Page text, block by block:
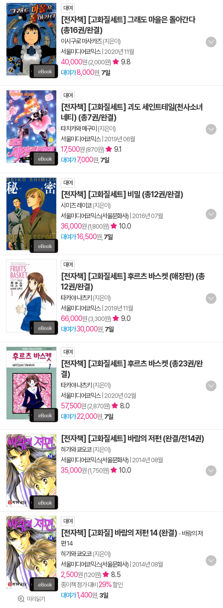
대여
[전자책] [고화질세트] 그래도 마을은 돌아간다
(총16권/완결)
이시구로 마사카즈(지은이)
서울미디어코믹스| 2020년 11월
40,000원 (2,000원) 9.8
대여가8,000원, 7일
대여
[전자책] [고화질세트] 괴도 세인트테일(천사소녀
네티) (총7권/완결)
타치카와 메구미 (지은이)
서울미디어코믹스| 2019년 06월
17,500원 (870원) 9.1
대여가 7,000원, 7일
대여
[전자책] [고화질세트] 비밀 (총12권/완결)
시미즈 레이코(지은이)
서울미디어코믹스(서울문화사) 2016년 07월
36,000원 (1,800원) 10.0
대여가16,500원, 7일
대여
[전자책] [고화질세트] 후르츠 바스켓 (애장판) (총
12권/완결)
타카야 나츠키 (지은이)
서울미디어코믹스| 2019년 11월
66,000원 (3,300원) 9.0
대여가30,000원, 7일
대여
[전자책] [고화질세트] 후르츠 바스켓 (총23권/완
결)
타카야 나츠키 (지은이)
서울미디어코믹스| 2020년 02월
57,500원 (2,870원) 8.0
대여가 22,000원, 7일
[전자책] [고화질세트] 바람의 저편 (완결/전14권)
히가와 쿄오코(지은이)
서울미디어코믹스(서울문화사) 2014년 08월
35,000원 (1,750원) 10.0
미리읽기
대여
[전자책] [고화질] 바람의 저편 14 (완결) - 바람의 저
편 14
히가와 쿄오코(지은이)
서울미디어코믹스(서울문화사) 2014년 08월
2,500원 (120원) 8.5
종이책 정가 대비 29%할인
대여가1,400원, 3일